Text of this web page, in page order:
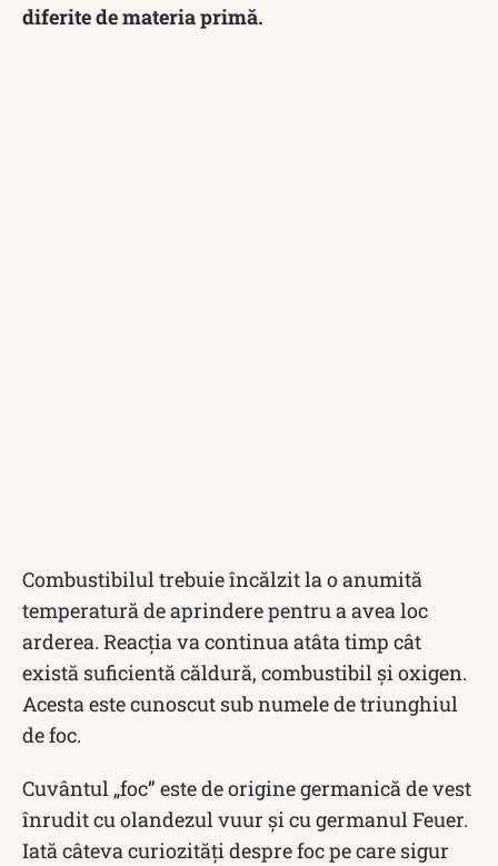
diferite de materia primă.
Combustibilul trebuie încălzit la o anumită
temperatură de aprindere pentru a avea loc
arderea. Reacția va continua atâta timp cât
există suficientă căldură, combustibil și oxigen.
Acesta este cunoscut sub numele de triunghiul
de foc.
Cuvântul „foc” este de origine germanică de vest
înrudit cu olandezul vuur şi cu germanul Feuer.
Iată câteva curiozități despre foc pe care sigur